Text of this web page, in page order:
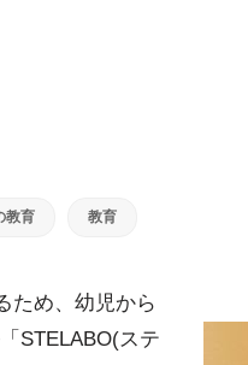
教育 教育
ため、幼児から
STELABO(ステ